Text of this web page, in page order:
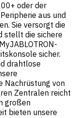
oder der
aus und
Sie versorgt die
stellt die sichere
sicher.
drahtlose
Nachrüstung von
Zentralen reicht
großen
bieten unsere